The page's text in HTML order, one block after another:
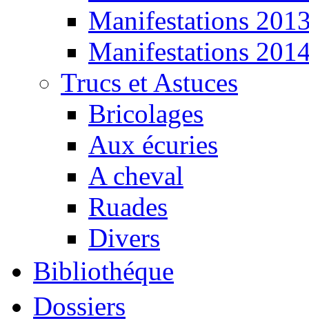
Manifestations
Manifestations
Trucs et Astuces
Bricolages
Aux écuries
A cheval
Ruades
Divers
Bibliothéque
Dossiers